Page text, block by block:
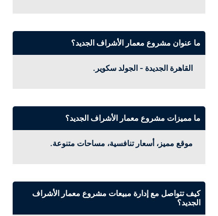
ما عنوان مشروع معمار الأشراف الجديد؟
القاهرة الجديدة - الجولد سكوير.
ما مميزات مشروع معمار الأشراف الجديد؟
موقع مميز، أسعار تنافسية، مساحات متنوعة.
كيف تتواصل مع إدارة مبيعات مشروع معمار الأشراف
الجديد؟